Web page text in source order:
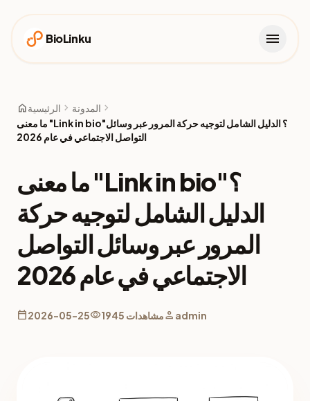
BioLinku menu
homeالرئيسية chevron_right المدونة chevron_right
ما معنى "Link in bio"؟ الدليل الشامل لتوجيه حركة المرور عبر وسائل
التواصل الاجتماعي في عام 2026
ما معنى "Link in bio"؟
الدليل الشامل لتوجيه حركة
المرور عبر وسائل التواصل
الاجتماعي في عام 2026
calendar_today2026-05-25visibility 1945 مشاهداتperson admin